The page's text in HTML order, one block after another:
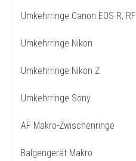
Umkehrringe Canon EOS R, RF
Umkehrringe Nikon
Umkehrringe Nikon Z
Umkehrringe Sony
AF Makro-Zwischenringe
Balgengerät Makro